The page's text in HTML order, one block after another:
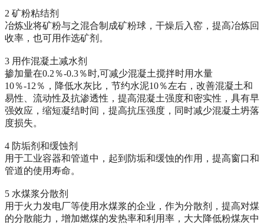
2 矿粉粘结剂
冶炼业将矿粉与之混合制成矿粉球，干燥后入窑，提高冶炼回
收率，也可用作选矿剂。
3 用作混凝土减水剂
掺加量在0.2％-0.3％时,可减少混凝土搅拌时用水量
10％-12％，降低水灰比，节约水泥10％左右，改善混凝土和
易性、流动性及抗渗透性，提高混凝土强度和密实性，具有早
强效应，缩短凝结时间，提高抗压强度，同时减少混凝土坍落
度损失。
4 防垢剂和缓蚀剂
用于工业容器和管道中，起到防垢和缓蚀的作用，提高窗口和
管道的使用寿命。
5 水煤浆分散剂
用于火力发电厂等使用水煤浆的企业，作为分散剂，提高对煤
的分散能力，增加燃煤的发热率和利用率，大大降低粉煤灰中